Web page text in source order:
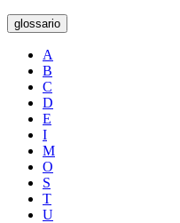
glossario
A
B
C
D
E
I
M
O
S
T
U